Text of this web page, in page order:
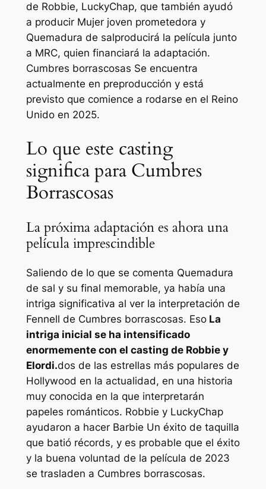
de Robbie, LuckyChap, que también ayudó
a producir Mujer joven prometedora y
Quemadura de salproducirá la película junto
a MRC, quien financiará la adaptación.
Cumbres borrascosas Se encuentra
actualmente en preproducción y está
previsto que comience a rodarse en el Reino
Unido en 2025.
Lo que este casting
significa para Cumbres
Borrascosas
La próxima adaptación es ahora una
película imprescindible
Saliendo de lo que se comenta Quemadura
de sal y su final memorable, ya había una
intriga significativa al ver la interpretación de
Fennell de Cumbres borrascosas. EsoLa
intriga inicial se ha intensificado
enormemente con el casting de Robbie y
Elordi.dos de las estrellas más populares de
Hollywood en la actualidad, en una historia
muy conocida en la que interpretarán
papeles románticos. Robbie y LuckyChap
ayudaron a hacer Barbie Un éxito de taquilla
que batió récords, y es probable que el éxito
y la buena voluntad de la película de 2023
se trasladen a Cumbres borrascosas.